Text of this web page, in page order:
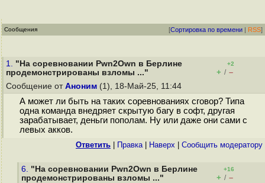
Сообщения [Сортировка по времени | RSS]
1. "На соревновании Pwn2Own в Берлине
продемонстрированы взломы ..."
+2
+ / –
Сообщение от Аноним (1), 18-Май-25, 11:44
А может ли быть на таких соревнованиях сговор? Типа
одна команда внедряет скрытую багу в софт, другая
зарабатывает, деньги пополам. Ну или даже они сами с
левых акков.
Ответить Правка| Наверх Cообщить модератору
6. "На соревновании Pwn2Own в Берлине
продемонстрированы взломы ..."
+16
+ / –